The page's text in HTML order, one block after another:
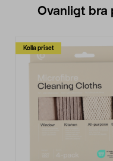
Ovanligt bra
Kolla priset